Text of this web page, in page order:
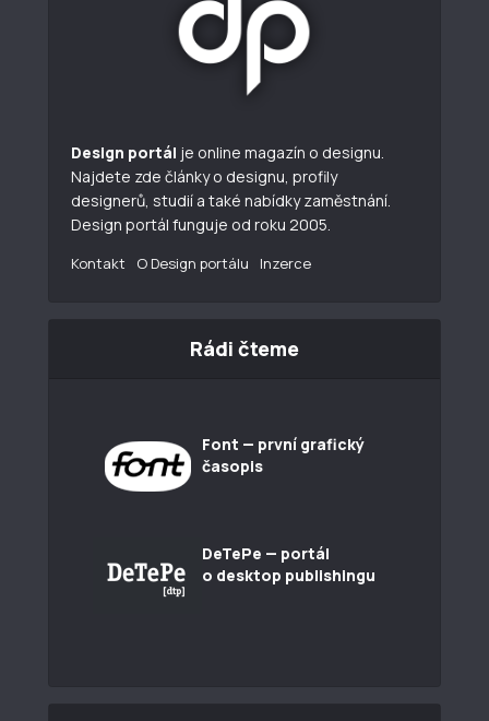
Design portál je online magazín o designu.
Najdete zde články o designu, profily
designerů, studií a také nabídky zaměstnání.
Design portál funguje od roku 2005.
Kontakt O Design portálu Inzerce
Rádi čteme
Font — první grafický
časopis
DeTePe — portál
o desktop publishingu